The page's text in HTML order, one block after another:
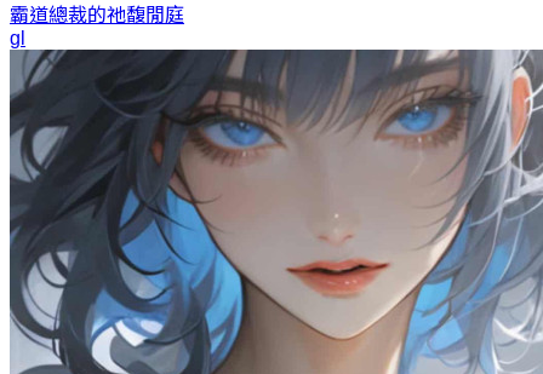
霸道總裁的祂馥閒庭
gl